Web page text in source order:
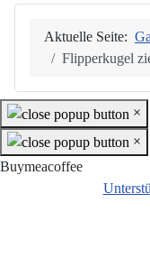
Aktuelle Seite:
Flipperkugel
×
×
Buymeacoffee